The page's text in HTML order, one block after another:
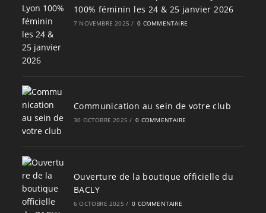
100% féminin les 24 & 25 janvier 2026
7 NOVEMBRE 2025 / 0 COMMENTAIRE
Communication au sein de votre club
30 OCTOBRE 2025 / 0 COMMENTAIRE
Ouverture de la boutique officielle du
BACLY
6 OCTOBRE 2025 / 0 COMMENTAIRE